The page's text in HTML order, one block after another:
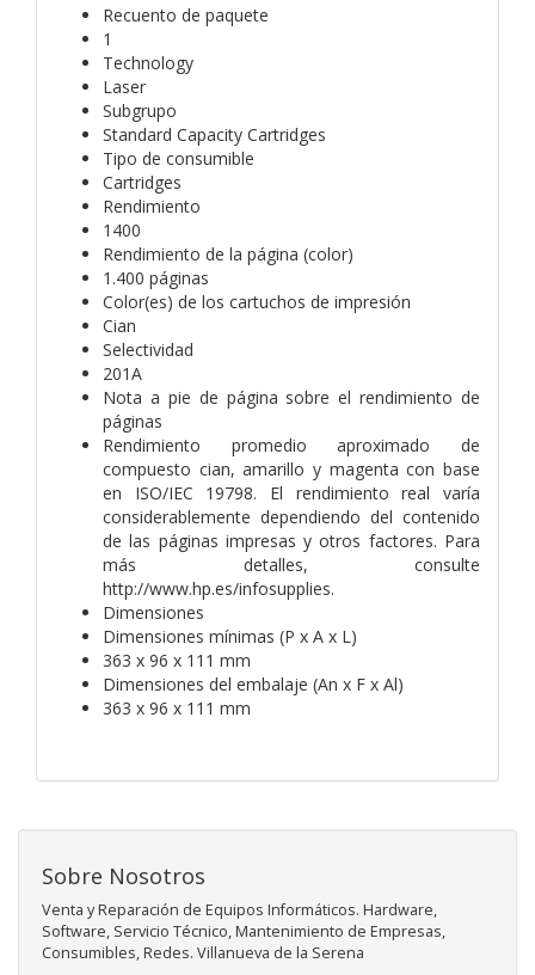
Recuento de paquete
1
Technology
Laser
Subgrupo
Standard Capacity Cartridges
Tipo de consumible
Cartridges
Rendimiento
1400
Rendimiento de la página (color)
1.400 páginas
Color(es) de los cartuchos de impresión
Cian
Selectividad
201A
Nota a pie de página sobre el rendimiento de
páginas
Rendimiento promedio aproximado de
compuesto cian, amarillo y magenta con base
en ISO/IEC 19798. El rendimiento real varía
considerablemente dependiendo del contenido
de las páginas impresas y otros factores. Para
más detalles, consulte
http://www.hp.es/infosupplies.
Dimensiones
Dimensiones mínimas (P x A x L)
363 x 96 x 111 mm
Dimensiones del embalaje (An x F x Al)
363 x 96 x 111 mm
Sobre Nosotros
Venta y Reparación de Equipos Informáticos. Hardware,
Software, Servicio Técnico, Mantenimiento de Empresas,
Consumibles, Redes. Villanueva de la Serena